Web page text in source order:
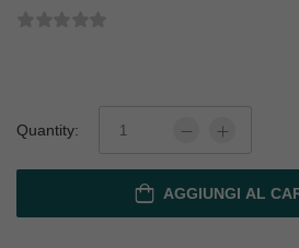
Quantity:
AGGIUNGI AL